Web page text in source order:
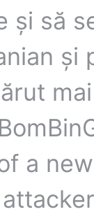
şi să
şi
a